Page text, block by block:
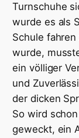
Turnschuhe
wurde es als
Schule
wurde,
ein völliger
und
der dicken
So wird
geweckt, ein